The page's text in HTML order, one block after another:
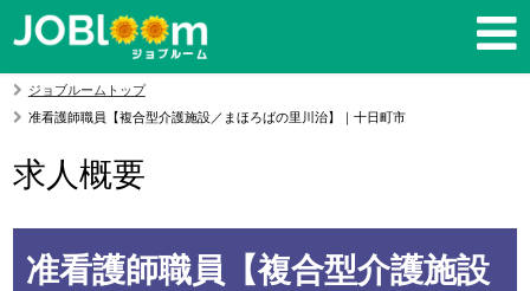
ジョブルームトップ
准看護師職員【複合型介護施設／まほろばの里川治】｜十日町市
求人概要
准看護師職員【複合型介護施設